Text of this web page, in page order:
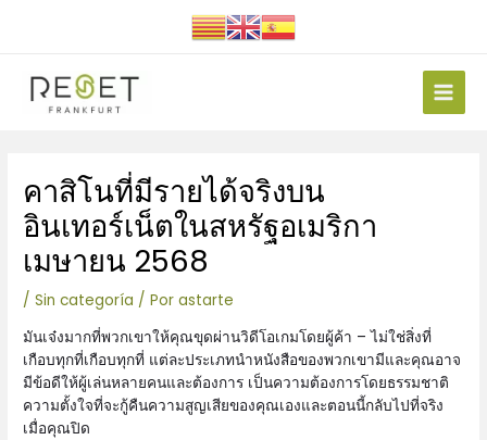
Main
คาสิโนที่มีรายได้จริงบน
อินเทอร์เน็ตในสหรัฐอเมริกา
เมษายน 2568
/Sin categoría / Porastarte
มันเจ๋งมากที่พวกเขาให้คุณขุดผ่านวิดีโอเกมโดยผู้ค้า – ไม่ใช่สิ่งที่
เกือบทุกที่เกือบทุกที่ แต่ละประเภทนำหนังสือของพวกเขามีและคุณอาจ
มีข้อดีให้ผู้เล่นหลายคนและต้องการ เป็นความต้องการโดยธรรมชาติ
ความตั้งใจที่จะกู้คืนความสูญเสียของคุณเองและตอนนี้กลับไปที่จริง
เมื่อคุณปิด
de
entradas